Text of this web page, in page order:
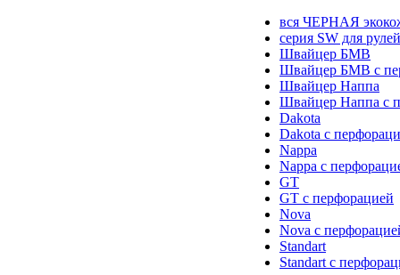
вся ЧЕРНАЯ
серия SW для
Швайцер БМВ
Швайцер БМВ с
Швайцер Наппа
Швайцер Наппа с
Dakota
Dakota с
Nappa
Nappa с
GT
GT с перфорацией
Nova
Nova с
Standart
Standart с